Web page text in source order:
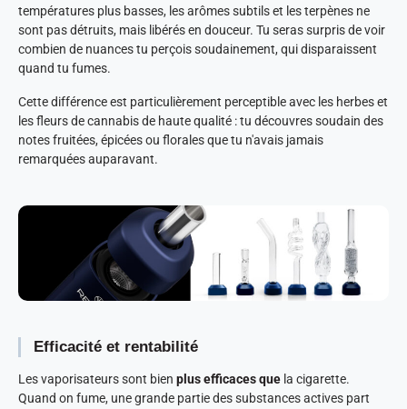
températures plus basses, les arômes subtils et les terpènes ne
sont pas détruits, mais libérés en douceur. Tu seras surpris de voir
combien de nuances tu perçois soudainement, qui disparaissent
quand tu fumes.
Cette différence est particulièrement perceptible avec les herbes et
les fleurs de cannabis de haute qualité : tu découvres soudain des
notes fruitées, épicées ou florales que tu n'avais jamais
remarquées auparavant.
Efficacité et rentabilité
Les vaporisateurs sont bien plus efficaces que la cigarette.
Quand on fume, une grande partie des substances actives part